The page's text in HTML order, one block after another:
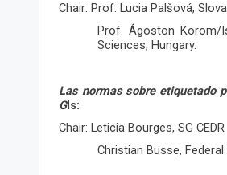
Chair: Prof. Lucia Palšová,
Prof. Ágoston Korom/
Sciences, Hungary.
Las normas sobre etiquetado
GIs:
Chair: Leticia Bourges, SG CEDR
Christian Busse,